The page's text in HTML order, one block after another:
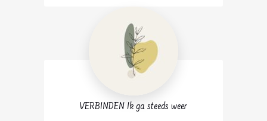
VERBINDEN Ik ga steeds weer